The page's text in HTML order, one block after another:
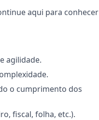
aqui para conhecer
agilidade.
o cumprimento dos
fiscal, folha, etc.).